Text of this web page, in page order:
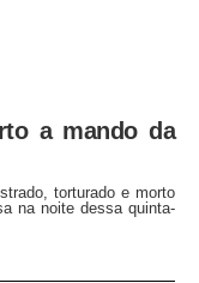
a mando da
torturado e morto
na noite dessa quinta-